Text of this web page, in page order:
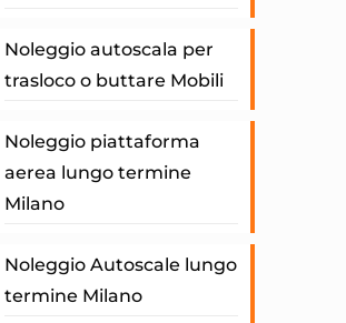
Noleggio autoscala per
trasloco o buttare Mobili
Noleggio piattaforma
aerea lungo termine
Milano
Noleggio Autoscale lungo
termine Milano